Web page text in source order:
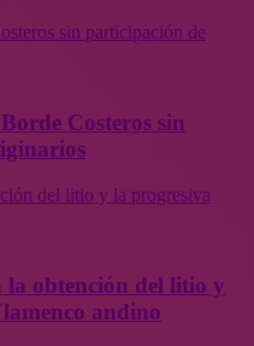
sin participación de
Costeros sin
del litio y la progresiva
la obtención del litio y
andino